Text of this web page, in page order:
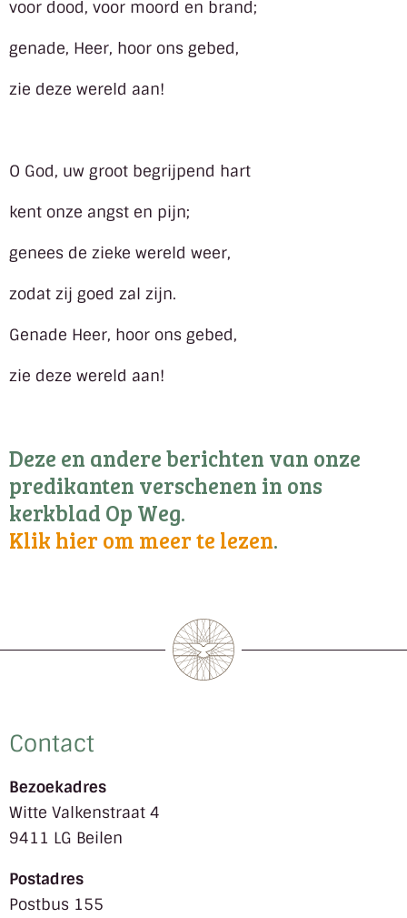
voor dood, voor moord en brand;
genade, Heer, hoor ons gebed,
zie deze wereld aan!
O God, uw groot begrijpend hart
kent onze angst en pijn;
genees de zieke wereld weer,
zodat zij goed zal zijn.
Genade Heer, hoor ons gebed,
zie deze wereld aan!
Deze en andere berichten van onze
predikanten verschenen in ons
kerkblad Op Weg.
Klik hier om meer te lezen.
Contact
Bezoekadres
Witte Valkenstraat 4
9411 LG Beilen
Postadres
Postbus 155